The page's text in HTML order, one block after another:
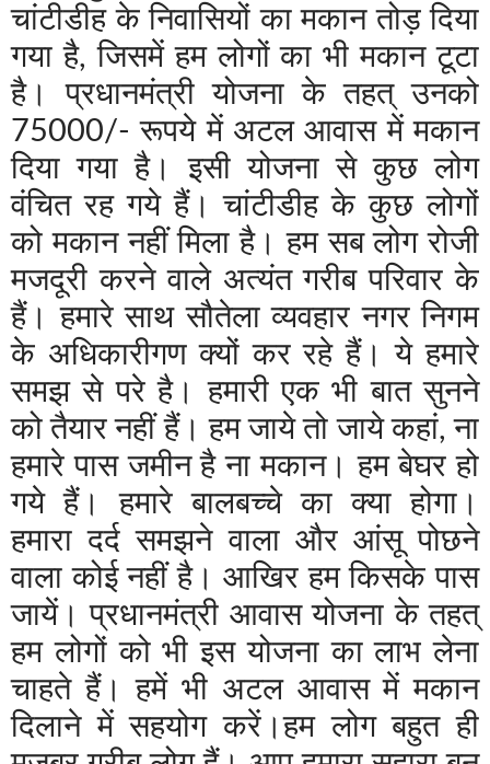
चांटीडीह के निवासियों का मकान तोड़ दिया
गया है, जिसमें हम लोगों का भी मकान टूटा
है। प्रधानमंत्री योजना के तहत् उनको
75000/- रूपये में अटल आवास में मकान
दिया गया है। इसी योजना से कुछ लोग
वंचित रह गये हैं। चांटीडीह के कुछ लोगों
को मकान नहीं मिला है। हम सब लोग रोजी
मजदूरी करने वाले अत्यंत गरीब परिवार के
हैं। हमारे साथ सौतेला व्यवहार नगर निगम
के अधिकारीगण क्यों कर रहे हैं। ये हमारे
समझ से परे है। हमारी एक भी बात सुनने
को तैयार नहीं हैं। हम जाये तो जाये कहां, ना
हमारे पास जमीन है ना मकान। हम बेघर हो
गये हैं। हमारे बालबच्चे का क्या होगा।
हमारा दर्द समझने वाला और आंसू पोछने
वाला कोई नहीं है। आखिर हम किसके पास
जायें। प्रधानमंत्री आवास योजना के तहत्
हम लोगों को भी इस योजना का लाभ लेना
चाहते हैं। हमें भी अटल आवास में मकान
दिलाने में सहयोग करें।हम लोग बहुत ही